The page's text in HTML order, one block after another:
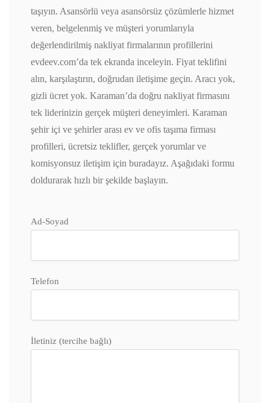
taşıyın. Asansörlü veya asansörsüz çözümlerle hizmet
veren, belgelenmiş ve müşteri yorumlarıyla
değerlendirilmiş nakliyat firmalarının profillerini
evdeev.com’da tek ekranda inceleyin. Fiyat teklifini
alın, karşılaştırın, doğrudan iletişime geçin. Aracı yok,
gizli ücret yok. Karaman’da doğru nakliyat firmasını
tek liderinizin gerçek müşteri deneyimleri. Karaman
şehir içi ve şehirler arası ev ve ofis taşıma firması
profilleri, ücretsiz teklifler, gerçek yorumlar ve
komisyonsuz iletişim için buradayız. Aşağıdaki formu
doldurarak hızlı bir şekilde başlayın.
Ad-Soyad
Telefon
İletiniz (tercihe bağlı)